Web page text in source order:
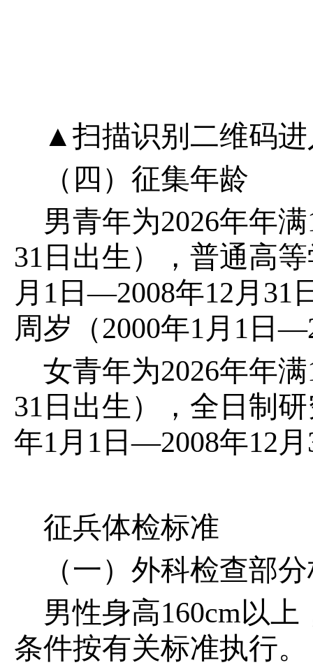
▲扫描识别二维码
（四）征集年龄
男青年为2026年年
31日出生），普通高
月1日—2008年12月31
周岁（2000年1月1日
女青年为2026年年
31日出生），全日制
年1月1日—2008年12
征兵体检标准
（一）外科检查部
男性身高160cm以
条件按有关标准执行。